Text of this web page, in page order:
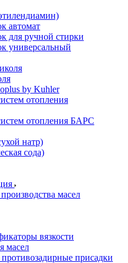
автомат
для ручной стирки
универсальный
by Kuhler
отопления
отопления БАРС
натр)
сода)
масел
вязкости
масел
присадки